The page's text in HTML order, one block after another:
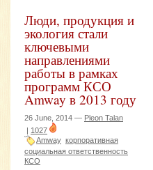
Люди, продукция и
экология стали
ключевыми
направлениями
работы в рамках
программ КСО
Amway в 2013 году
26 June, 2014 — Pleon Talan
| 1027
Amway корпоративная
социальная ответственность
КСО